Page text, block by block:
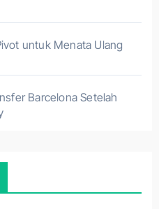
untuk Menata Ulang
Barcelona Setelah